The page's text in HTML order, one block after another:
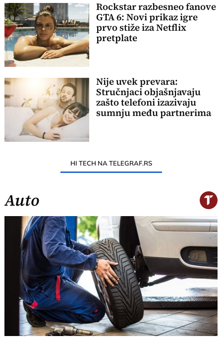
Rockstar razbesneo fanove
GTA 6: Novi prikaz igre
prvo stiže iza Netflix
pretplate
Nije uvek prevara:
Stručnjaci objašnjavaju
zašto telefoni izazivaju
sumnju među partnerima
HI TECH NA TELEGRAF.RS
Auto